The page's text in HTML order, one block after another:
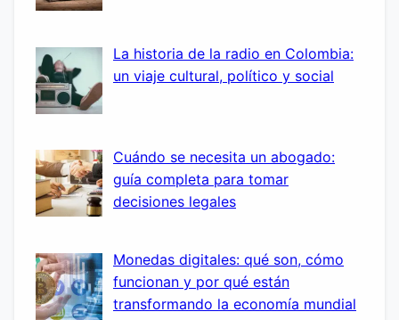
La historia de la radio en Colombia:
un viaje cultural, político y social
Cuándo se necesita un abogado:
guía completa para tomar
decisiones legales
Monedas digitales: qué son, cómo
funcionan y por qué están
transformando la economía mundial